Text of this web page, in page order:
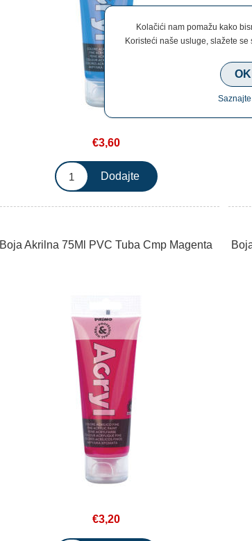
€3,60
Boja Akrilna 75Ml PVC Tuba Cmp Magenta
€3,20
Kolačići nam pomažu kako
Koristeći naše usluge, slažete
OK